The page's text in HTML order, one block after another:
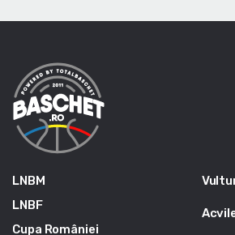
LNBM
LNBF
Cupa României